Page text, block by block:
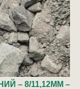
– 8/11,12ММ –